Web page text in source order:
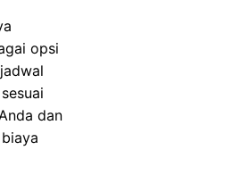
opsi
dan